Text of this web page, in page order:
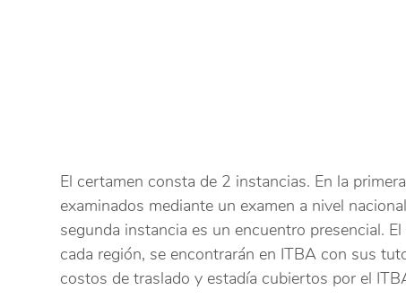
El certamen consta de 2 instancias. En la
examinados mediante un examen a nivel
segunda instancia es un encuentro presencial.
cada región, se encontrarán en ITBA con sus
costos de traslado y estadía cubiertos por el